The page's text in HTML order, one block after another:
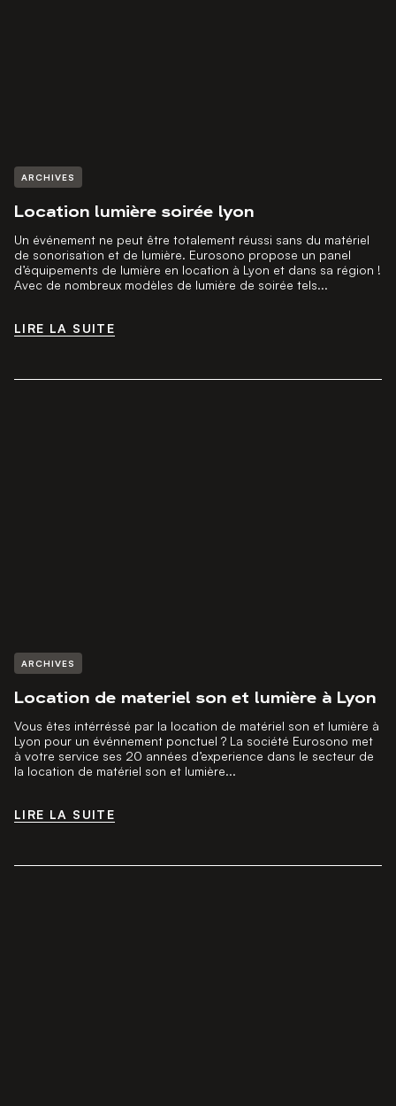
ARCHIVES
Location lumière soirée lyon
Un événement ne peut être totalement réussi sans du matériel
de sonorisation et de lumière. Eurosono propose un panel
d’équipements de lumière en location à Lyon et dans sa région !
Avec de nombreux modèles de lumière de soirée tels...
LIRE LA SUITE
ARCHIVES
Location de materiel son et lumière à Lyon
Vous êtes intérréssé par la location de matériel son et lumière à
Lyon pour un événnement ponctuel ? La société Eurosono met
à votre service ses 20 années d’experience dans le secteur de
la location de matériel son et lumière...
LIRE LA SUITE